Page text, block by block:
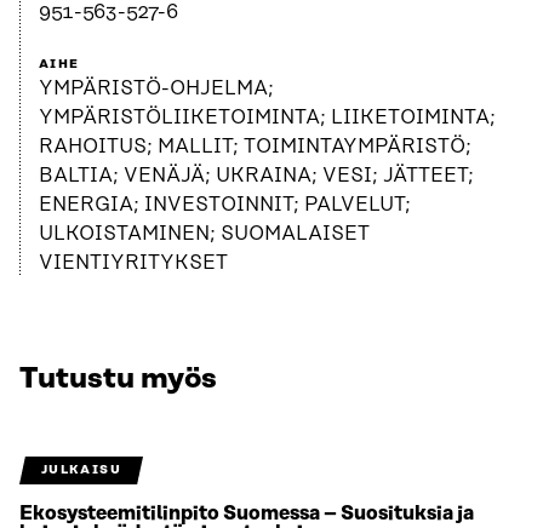
951-563-527-6
AIHE
YMPÄRISTÖ-OHJELMA;
YMPÄRISTÖLIIKETOIMINTA; LIIKETOIMINTA;
RAHOITUS; MALLIT; TOIMINTAYMPÄRISTÖ;
BALTIA; VENÄJÄ; UKRAINA; VESI; JÄTTEET;
ENERGIA; INVESTOINNIT; PALVELUT;
ULKOISTAMINEN; SUOMALAISET
VIENTIYRITYKSET
Tutustu myös
JULKAISU
Ekosysteemitilinpito Suomessa – Suosituksia ja